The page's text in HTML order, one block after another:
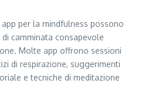
per la mindfulness possono
camminata consapevole
Molte app offrono sessioni
di respirazione, suggerimenti
e tecniche di meditazione